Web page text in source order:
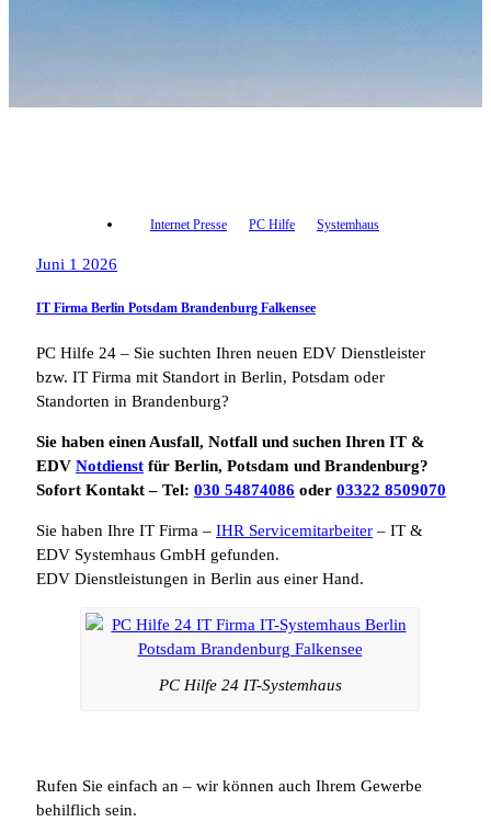
Internet Presse PC Hilfe Systemhaus
Juni 1 2026
IT Firma Berlin Potsdam Brandenburg Falkensee
PC Hilfe 24 – Sie suchten Ihren neuen EDV Dienstleister
bzw. IT Firma mit Standort in Berlin, Potsdam oder
Standorten in Brandenburg?
Sie haben einen Ausfall, Notfall und suchen Ihren IT &
EDV Notdienst für Berlin, Potsdam und Brandenburg?
Sofort Kontakt – Tel: 030 54874086 oder 03322 8509070
Sie haben Ihre IT Firma – IHR Servicemitarbeiter – IT &
EDV Systemhaus GmbH gefunden.
EDV Dienstleistungen in Berlin aus einer Hand.
PC Hilfe 24 IT-Systemhaus
Rufen Sie einfach an – wir können auch Ihrem Gewerbe
behilflich sein.